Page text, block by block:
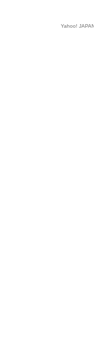
Yahoo!